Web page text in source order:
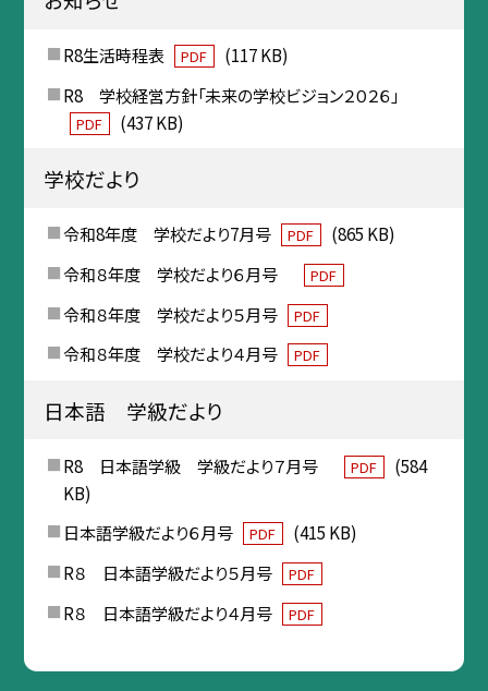
R8生活時程表 PDF
(117 KB)
R8 学校経営方針「未来の学校ビジョン２０２６」
PDF (437 KB)
学校だより
令和8年度 学校だより7月号 PDF
(865 KB)
令和８年度 学校だより６月号
PDF
令和８年度 学校だより５月号 PDF
令和８年度 学校だより４月号 PDF
日本語 学級だより
R8 日本語学級 学級だより７月号 PDF
(584
KB)
日本語学級だより６月号
PDF
(415 KB)
R８ 日本語学級だより５月号
PDF
R８ 日本語学級だより４月号 PDF